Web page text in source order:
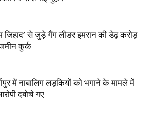
जिहाद’ से जुड़े गैंग लीडर इमरान की डेढ़ करोड़
कुर्क
में नाबालिग लड़कियों को भगाने के मामले में
दबोचे गए